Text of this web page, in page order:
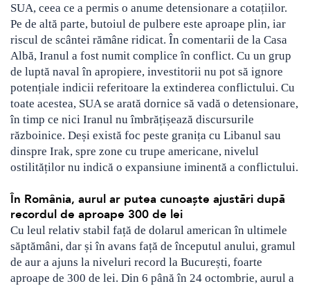
SUA, ceea ce a permis o anume detensionare a cotațiilor.
Pe de altă parte, butoiul de pulbere este aproape plin, iar
riscul de scântei rămâne ridicat. În comentarii de la Casa
Albă, Iranul a fost numit complice în conflict. Cu un grup
de luptă naval în apropiere, investitorii nu pot să ignore
potențiale indicii referitoare la extinderea conflictului. Cu
toate acestea, SUA se arată dornice să vadă o detensionare,
în timp ce nici Iranul nu îmbrățișează discursurile
războinice. Deși există foc peste granița cu Libanul sau
dinspre Irak, spre zone cu trupe americane, nivelul
ostilităților nu indică o expansiune iminentă a conflictului.
În România, aurul ar putea cunoaște ajustări după
recordul de aproape 300 de lei
Cu leul relativ stabil față de dolarul american în ultimele
săptămâni, dar și în avans față de începutul anului, gramul
de aur a ajuns la niveluri record la București, foarte
aproape de 300 de lei. Din 6 până în 24 octombrie, aurul a